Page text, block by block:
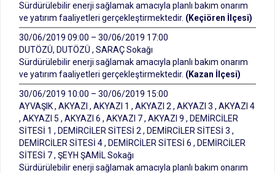
Sürdürülebilir enerji sağlamak amacıyla planlı bakım onarım
ve yatırım faaliyetleri gerçekleştirmektedir. (Keçiören İlçesi)
30/06/2019 09:00 – 30/06/2019 17:00
DUTÖZÜ, DUTÖZÜ , SARAÇ Sokağı
Sürdürülebilir enerji sağlamak amacıyla planlı bakım onarım
ve yatırım faaliyetleri gerçekleştirmektedir. (Kazan İlçesi)
30/06/2019 10:00 – 30/06/2019 15:00
AYVAŞIK , AKYAZI , AKYAZI 1 , AKYAZI 2 , AKYAZI 3 , AKYAZI 4
, AKYAZI 5 , AKYAZI 6 , AKYAZI 7 , AKYAZI 9 , DEMİRCİLER
SİTESİ 1 , DEMİRCİLER SİTESİ 2 , DEMİRCİLER SİTESİ 3 ,
DEMİRCİLER SİTESİ 4 , DEMİRCİLER SİTESİ 6 , DEMİRCİLER
SİTESİ 7 , ŞEYH ŞAMİL Sokağı
Sürdürülebilir enerji sağlamak amacıyla planlı bakım onarım